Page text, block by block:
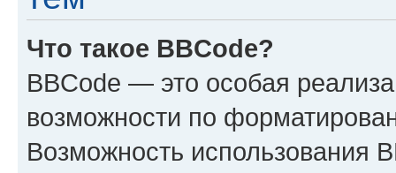
Что такое BBCode?
BBCode — это особая
возможности по
Возможность использования